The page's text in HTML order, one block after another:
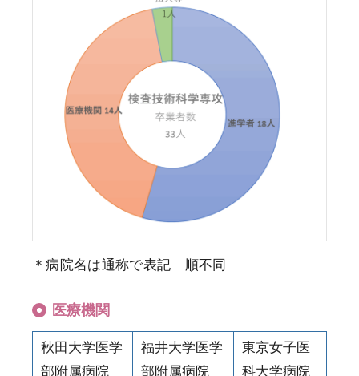
＊病院名は通称で表記 順不同
医療機関
秋田大学医学
部附属病院
福井大学医学
部附属病院
東京女子医
科大学病院